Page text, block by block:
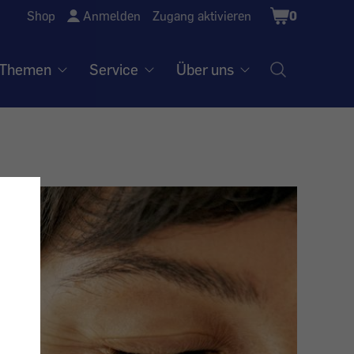
Shop Anmelden Zugang aktivieren
Shopping
Cart
0
Service Über uns